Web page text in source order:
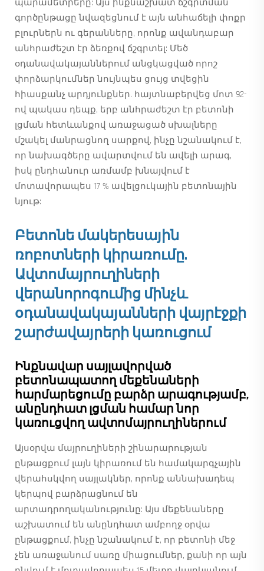
պարամետրերը: Այս ինքնաշխատ ճշգրտման
գործընթացը նվազեցնում է այն անհաճելի փոքր
բլուրներն ու գերանները, որոնք ավանդաբար
անհրաժեշտ էր ձեռքով ճշգրտել: Մեծ
օդանավակայաններում անցկացված որոշ
փորձարկումներ նույնպես ցույց տվեցին
հիասքանչ արդյունքներ. հայտնաբերվեց մոտ 92-
ով պակաս դեպք, երբ անհրաժեշտ էր բետոնի
լցման հետևանքով առաջացած սխալները
մշակել մանրացնող սարքով, ինչը նշանակում է,
որ նախագծերը ավարտվում են ավելի արագ,
իսկ ընդհանուր առմամբ խնայվում է
մոտավորապես 17 % ավելցուկային բետոնային
նյութ:
Բետոնե մակերեսային
ռոբոտների կիրառումը.
Ավտոմայրուղիների
վերանորոգումից մինչև
օդանավակայանների վայրէջքի
շարժավայրերի կառուցում
Ինքնավար սայլավորված
բետոնապատող մեքենաների
հարմարեցումը բարձր արագությամբ,
անընդհատ լցման համար նոր
կառուցվող ավտոմայրուղիներում
Այսօրվա մայրուղիների շինարարության
ընթացքում լայն կիրառում են համակարգչային
վերահսկվող սայլակներ, որոնք աննախադեպ
կերպով բարձրացնում են
արտադրողականությունը: Այս մեքենաները
աշխատում են անընդհատ ամբողջ օրվա
ընթացքում, ինչը նշանակում է, որ բետոնի մեջ
չեն առաջանում սառը միացումներ, քանի որ այն